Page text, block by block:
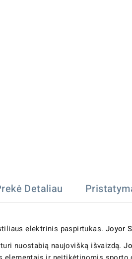
Detaliau
elektrinis paspirtukas. Joyor S
turi nuostabią naujovišką išvaizdą.